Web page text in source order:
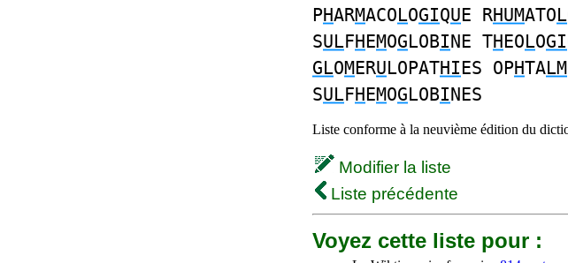
PHARMACOLOGIQUE RHUMATOL
SULFHEMOGLOBINE THEOLOGI
GLOMERULOPATHIES OPHTALM
SULFHEMOGLOBINES
Liste conforme à la neuvième édition du
Modifier la liste
Liste précédente
Voyez cette liste pour :